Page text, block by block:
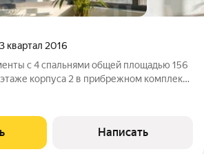
квартал 2016
с 4 спальнями общей площадью 156
корпуса 2 в прибрежном комплексе
открываются панорамные виды на
Написать